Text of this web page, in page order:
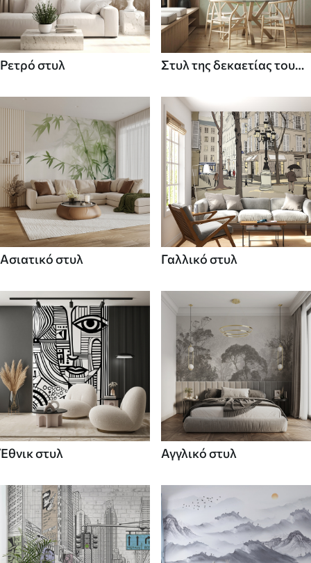
Ρετρό στυλ
Στυλ της δεκαετίας του
Ασιατικό στυλ Γαλλικό στυλ
Έθνικ στυλ Αγγλικό στυλ